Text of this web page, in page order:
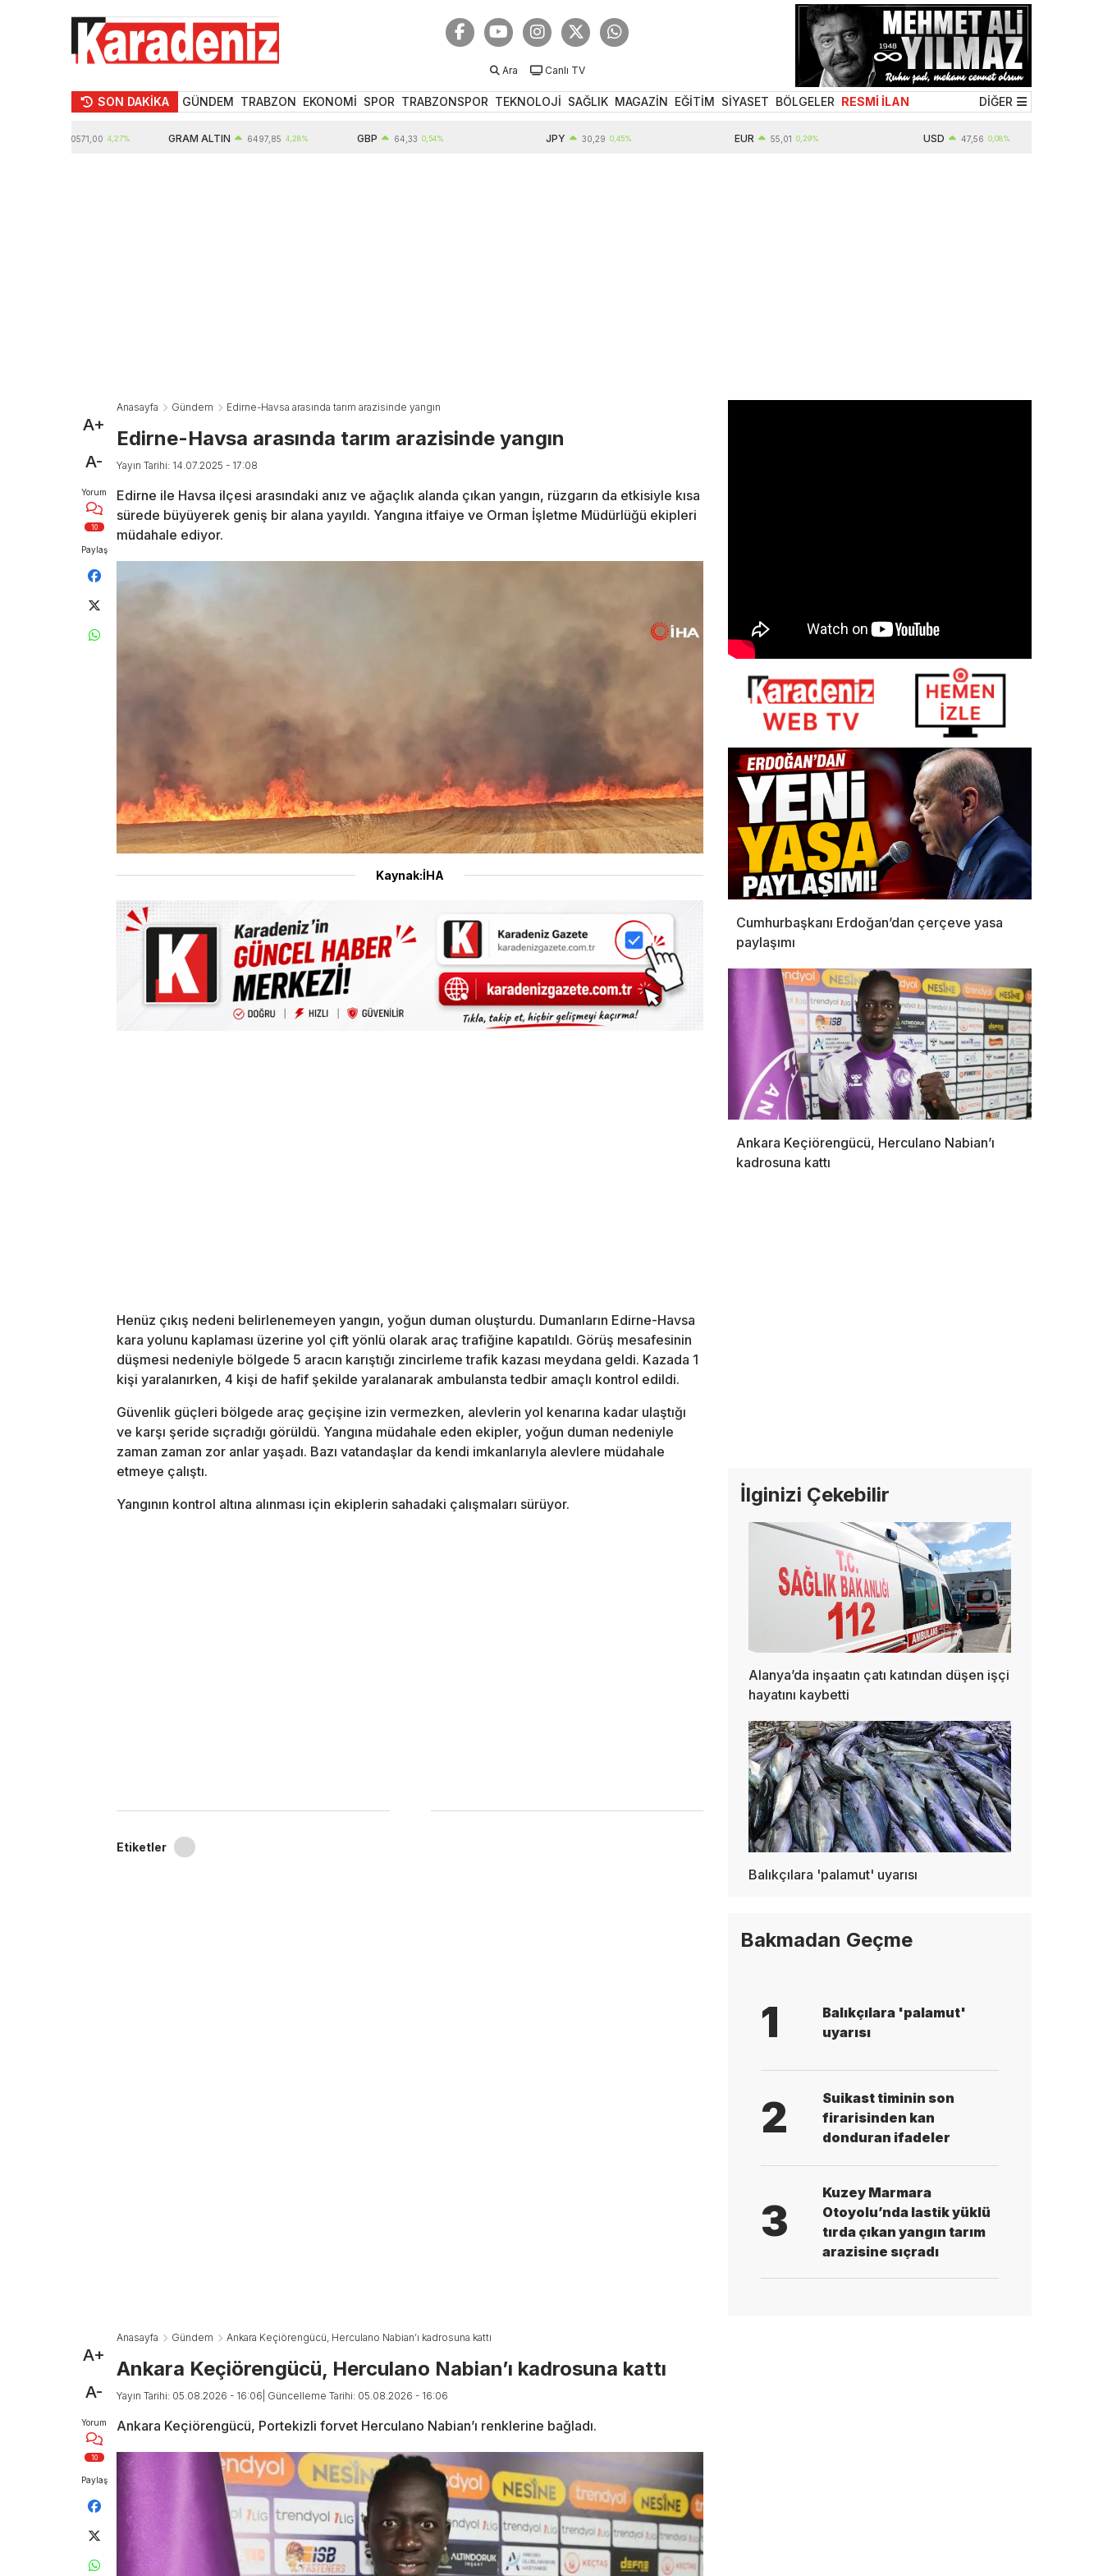
Ara Canlı TV
SON DAKİKA GÜNDEM TRABZON EKONOMİ SPOR TRABZONSPOR TEKNOLOJİ SAĞLIK MAGAZİN EĞİTİM SİYASET BÖLGELER RESMİ İLAN DİĞER
10571,00 4,27% GRAM ALTIN 6497,85 4,28% 64,33 0,54% 30,29 0,45% 55,01 0,29% 47,56 0,08%
A+
A-
Yorum
10
Paylaş
Anasayfa Gündem Edirne-Havsa arasında tarım arazisinde yangın
Edirne-Havsa arasında tarım arazisinde yangın
Yayın Tarihi: 14.07.2025 - 17:08
Edirne ile Havsa ilçesi arasındaki anız ve ağaçlık alanda çıkan yangın, rüzgarın da etkisiyle kısa
sürede büyüyerek geniş bir alana yayıldı. Yangına itfaiye ve Orman İşletme Müdürlüğü ekipleri
müdahale ediyor.
Kaynak:İHA
Henüz çıkış nedeni belirlenemeyen yangın, yoğun duman oluşturdu. Dumanların Edirne-Havsa
kara yolunu kaplaması üzerine yol çift yönlü olarak araç trafiğine kapatıldı. Görüş mesafesinin
düşmesi nedeniyle bölgede 5 aracın karıştığı zincirleme trafik kazası meydana geldi. Kazada 1
kişi yaralanırken, 4 kişi de hafif şekilde yaralanarak ambulansta tedbir amaçlı kontrol edildi.
Güvenlik güçleri bölgede araç geçişine izin vermezken, alevlerin yol kenarına kadar ulaştığı
ve karşı şeride sıçradığı görüldü. Yangına müdahale eden ekipler, yoğun duman nedeniyle
zaman zaman zor anlar yaşadı. Bazı vatandaşlar da kendi imkanlarıyla alevlere müdahale
etmeye çalıştı.
Yangının kontrol altına alınması için ekiplerin sahadaki çalışmaları sürüyor.
Etiketler
A+
A-
Yorum
10
Paylaş
Anasayfa Gündem Ankara Keçiörengücü, Herculano Nabian’ı kadrosuna kattı
Ankara Keçiörengücü, Herculano Nabian’ı kadrosuna kattı
Yayın Tarihi: 05.08.2026 - 16:06 | Güncelleme Tarihi: 05.08.2026 - 16:06
Ankara Keçiörengücü, Portekizli forvet Herculano Nabian’ı renklerine bağladı.
Cumhurbaşkanı Erdoğan’dan çerçeve yasa
paylaşımı
Ankara Keçiörengücü, Herculano Nabian’ı
kadrosuna kattı
İlginizi Çekebilir
Alanya’da inşaatın çatı katından düşen işçi
hayatını kaybetti
Balıkçılara 'palamut' uyarısı
Bakmadan Geçme
1
Balıkçılara 'palamut'
uyarısı
2
Suikast timinin son
firarisinden kan
donduran ifadeler
3
Kuzey Marmara
Otoyolu’nda lastik yüklü
tırda çıkan yangın tarım
arazisine sıçradı